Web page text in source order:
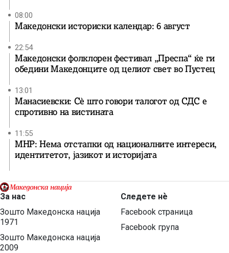
08:00
Македонски историски календар: 6 август
22:54
Македонски фолклорен фестивал „Преспа“ ќе ги
обедини Македонците од целиот свет во Пустец
13:01
Манасиевски: Сè што говори талогот од СДС е
спротивно на вистината
11:55
МНР: Нема отстапки од националните интереси,
идентитетот, јазикот и историјата
За нас
Зошто Македонска нација
1971
Зошто Македонска нација
2009
Следете нѐ
Facebook страница
Facebook група